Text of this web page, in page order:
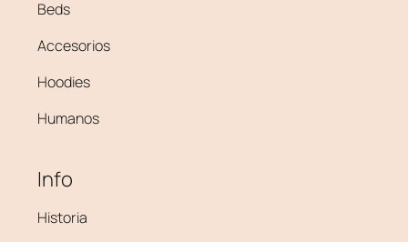
Beds
Accesorios
Hoodies
Humanos
Info
Historia